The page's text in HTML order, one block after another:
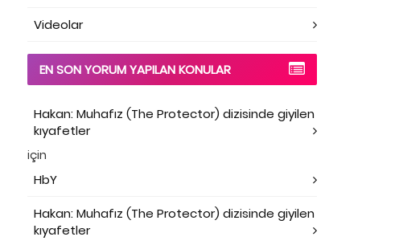
Videolar
EN SON YORUM YAPILAN KONULAR
Hakan: Muhafız (The Protector) dizisinde giyilen
kıyafetler
için
HbY
Hakan: Muhafız (The Protector) dizisinde giyilen
kıyafetler